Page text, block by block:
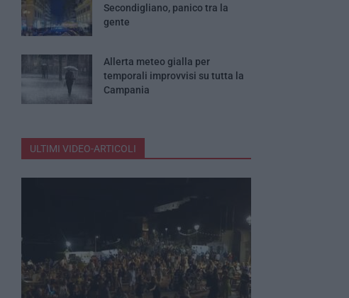
Secondigliano, panico tra la
gente
Allerta meteo gialla per
temporali improvvisi su tutta la
Campania
ULTIMI VIDEO-ARTICOLI